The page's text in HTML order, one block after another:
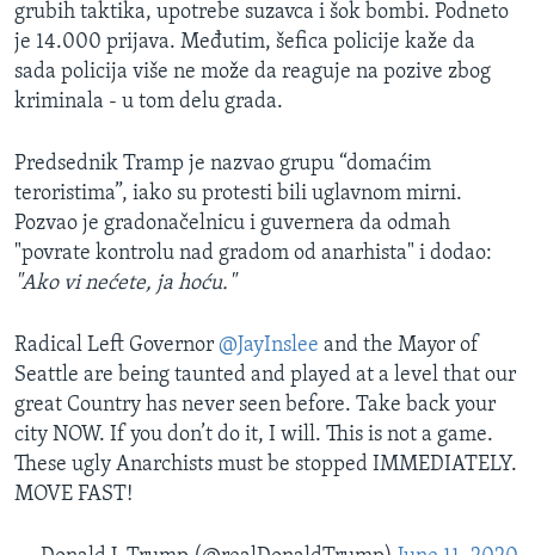
grubih taktika, upotrebe suzavca i šok bombi. Podneto
je 14.000 prijava. Međutim, šefica policije kaže da
sada policija više ne može da reaguje na pozive zbog
kriminala - u tom delu grada.
Predsednik Tramp je nazvao grupu “domaćim
teroristima”, iako su protesti bili uglavnom mirni.
Pozvao je gradonačelnicu i guvernera da odmah
"povrate kontrolu nad gradom od anarhista" i dodao:
"Ako vi nećete, ja hoću."
Radical Left Governor @JayInslee and the Mayor of
Seattle are being taunted and played at a level that our
great Country has never seen before. Take back your
city NOW. If you don’t do it, I will. This is not a game.
These ugly Anarchists must be stopped IMMEDIATELY.
MOVE FAST!